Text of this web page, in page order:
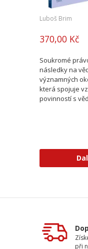
Luboš Brim
370,00 Kč
Soukromé
následky na
významných
která spojuje
povinností s
při